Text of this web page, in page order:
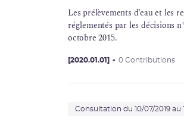
Les prélèvements d’eau et les
réglementés par les décisions
octobre 2015.
[2020.01.01] 0 Contributions
Consultation du 10/07/2019 au